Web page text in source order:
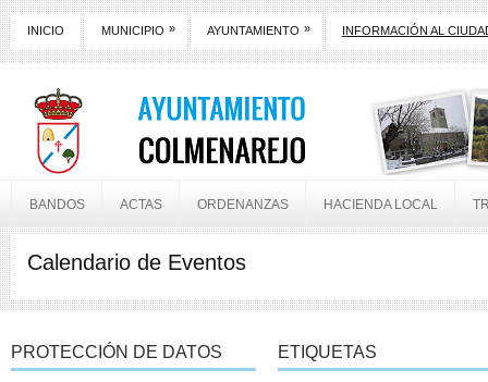
INICIO MUNICIPIO » AYUNTAMIENTO » INFORMACIÓN AL
BANDOS ACTAS ORDENANZAS HACIENDA LOCAL
Calendario de Eventos
PROTECCIÓN DE DATOS ETIQUETAS